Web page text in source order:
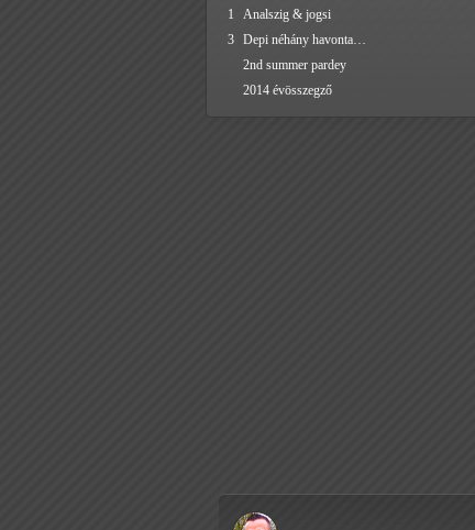
1
Analszig & jogsi
3 Depi néhány havonta…
2nd summer pardey
2014 évösszegző